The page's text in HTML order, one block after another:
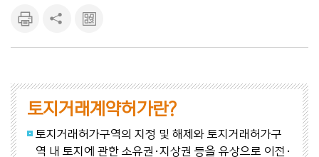
기
기
크 보
토지거래계약허가란?
토지거래허가구역의 지정 및 해제와 토지거래허가구
역 내 토지에 관한 소유권·지상권 등을 유상으로 이전·